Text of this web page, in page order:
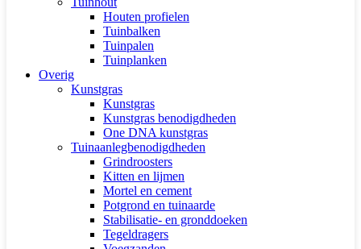
Houten profielen
Tuinbalken
Tuinpalen
Tuinplanken
Overig
Kunstgras
Kunstgras
Kunstgras benodigdheden
One DNA kunstgras
Tuinaanlegbenodigdheden
Grindroosters
Kitten en lijmen
Mortel en cement
Potgrond en tuinaarde
Stabilisatie- en gronddoeken
Tegeldragers